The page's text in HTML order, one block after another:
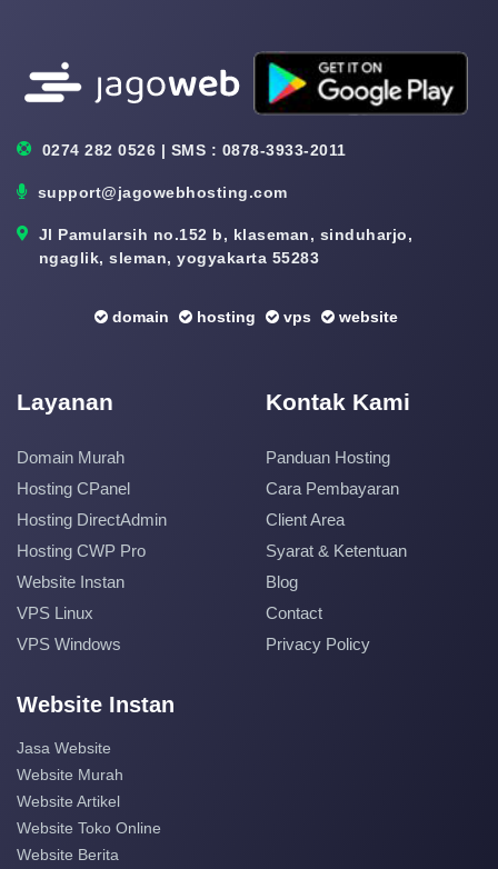
0274 282 0526 | SMS : 0878-3933-2011
support@jagowebhosting.com
Jl Pamularsih no.152 b, klaseman, sinduharjo,
ngaglik, sleman, yogyakarta 55283
domain hosting vps website
Layanan
Domain Murah
Hosting CPanel
Hosting DirectAdmin
Hosting CWP Pro
Website Instan
VPS Linux
VPS Windows
Kontak Kami
Panduan Hosting
Cara Pembayaran
Client Area
Syarat & Ketentuan
Blog
Contact
Privacy Policy
Website Instan
Jasa Website
Website Murah
Website Artikel
Website Toko Online
Website Berita